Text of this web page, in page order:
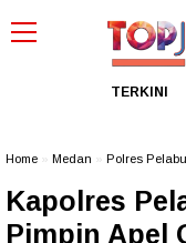
TERKINI
Home Medan Polres
Kapolres
Pimpin Apel